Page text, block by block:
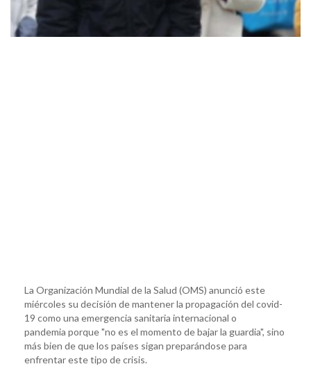
La Organización Mundial de la Salud (OMS) anunció este
miércoles su decisión de mantener la propagación del covid-
19 como una emergencia sanitaria internacional o
pandemia porque "no es el momento de bajar la guardia", sino
más bien de que los países sigan preparándose para
enfrentar este tipo de crisis.